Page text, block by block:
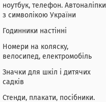
ноутбук, телефон. Автоналіпки
з символікою України
Годинники настінні
Номери на коляску,
велосипед, електромобіль
Значки для шкіл і дитячих
садків
Стенди, плакати, посібники.